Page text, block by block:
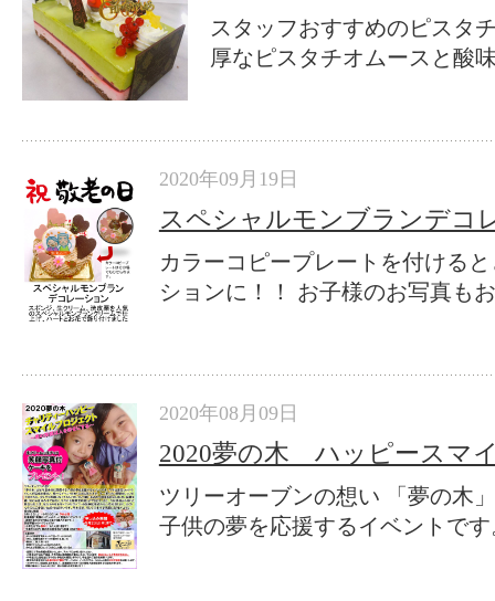
スタッフおすすめのピスタ
厚なピスタチオムースと酸
2020年09月19日
スペシャルモンブランデコ
カラーコピープレートを付ける
ションに！！ お子様のお写真も
2020年08月09日
2020夢の木 ハッピースマ
ツリーオーブンの想い 「夢の木
子供の夢を応援するイベントで